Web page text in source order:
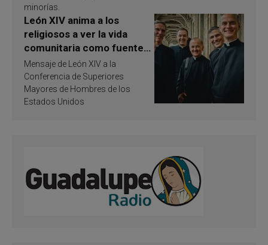
minorías.
León XIV anima a los
religiosos a ver la vida
comunitaria como fuente
de inspiración y
santificación
Mensaje de León XIV a la
Conferencia de Superiores
Mayores de Hombres de los
Estados Unidos